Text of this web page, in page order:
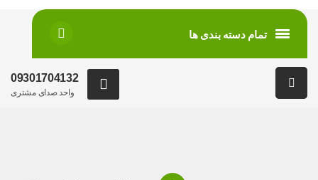
تمام دسته بندی ها
09301704132
واحد صدای مشتری